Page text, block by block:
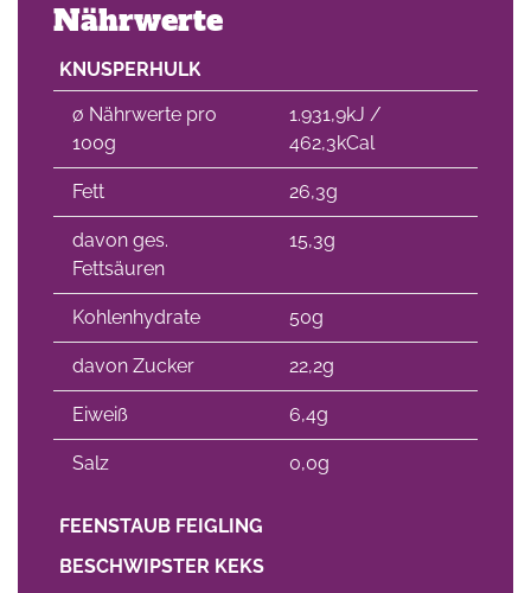
Nährwerte
KNUSPERHULK
∅ Nährwerte pro
100g
1.931,9kJ /
462,3kCal
Fett 26,3g
davon ges.
Fettsäuren
15,3g
Kohlenhydrate 50g
davon Zucker 22,2g
Eiweiß 6,4g
Salz 0,0g
FEENSTAUB FEIGLING
BESCHWIPSTER KEKS